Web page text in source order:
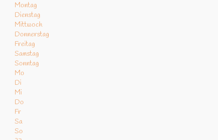
Montag
Dienstag
Mittwoch
Donnerstag
Freitag
Samstag
Sonntag
Mo
Di
Mi
Do
Fr
Sa
So